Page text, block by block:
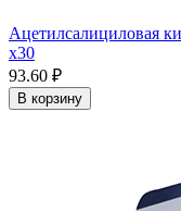
Ацетилсалициловая
x30
93.60 ₽
В корзину